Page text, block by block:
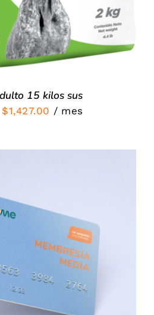
15 kilos sus
El
$1,427.00 El
/ mes
UP NOW